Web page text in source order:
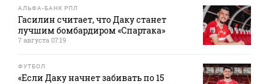
АЛЬФА-БАНК РПЛ
Гасилин считает, что Даку станет
лучшим бомбардиром «Спартака»
7 августа 07:19
ФУТБОЛ
«Если Даку начнет забивать по 15